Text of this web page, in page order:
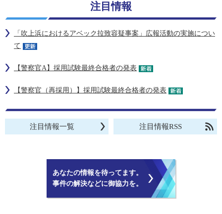
注目情報
「吹上浜におけるアベック拉致容疑事案」広報活動の実施につい
て
【警察官A】採用試験最終合格者の発表
【警察官（再採用）】採用試験最終合格者の発表
注目情報一覧 注目情報RSS
あなたの情報を待ってます。
事件の解決などに御協力を。